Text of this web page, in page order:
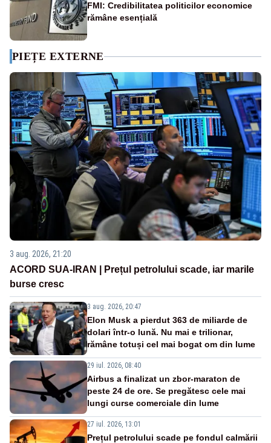
FMI: Credibilitatea politicilor economice
rămâne esențială
PIEȚE EXTERNE
3 aug. 2026, 21:20
ACORD SUA-IRAN | Prețul petrolului scade, iar marile
burse cresc
3 aug. 2026, 20:47
Elon Musk a pierdut 363 de miliarde de
dolari într-o lună. Nu mai e trilionar,
rămâne totuși cel mai bogat om din lume
29 iul. 2026, 08:40
Airbus a finalizat un zbor-maraton de
peste 24 de ore. Se pregătesc cele mai
lungi curse comerciale din lume
27 iul. 2026, 13:01
Prețul petrolului scade pe fondul calmării